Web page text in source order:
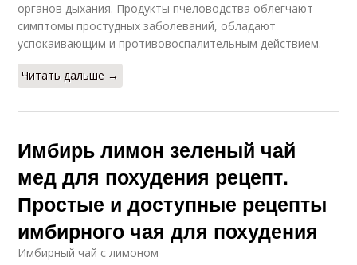
органов дыхания. Продукты пчеловодства облегчают
симптомы простудных заболеваний, обладают
успокаивающим и противовоспалительным действием.
Читать дальше →
Имбирь лимон зеленый чай
мед для похудения рецепт.
Простые и доступные рецепты
имбирного чая для похудения
Имбирный чай с лимоном